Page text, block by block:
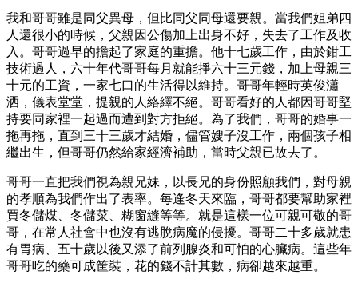
我和哥哥雖是同父異母，但比同父同母還要親。當我們姐弟四
人還很小的時候，父親因公傷加上出身不好，失去了工作及收
入。哥哥過早的擔起了家庭的重擔。他十七歲工作，由於鉗工
技術過人，六十年代哥哥每月就能掙六十三元錢，加上母親三
十元的工資，一家七口的生活得以維持。哥哥年輕時英俊瀟
洒，儀表堂堂，提親的人絡繹不絕。哥哥看好的人都因哥哥堅
持要同家裡一起過而遭到對方拒絕。為了我們，哥哥的婚事一
拖再拖，直到三十三歲才結婚，儘管嫂子沒工作，兩個孩子相
繼出生，但哥哥仍然給家經濟補助，當時父親已故去了。
哥哥一直把我們視為親兄妹，以長兄的身份照顧我們，對母親
的孝順為我們作出了表率。每逢冬天來臨，哥哥都要幫助家裡
買冬儲煤、冬儲菜、糊窗縫等等。就是這樣一位可親可敬的哥
哥，在常人社會中也沒有逃脫病魔的侵擾。哥哥二十多歲就患
有胃病、五十歲以後又添了前列腺炎和可怕的心臟病。這些年
哥哥吃的藥可成筐裝，花的錢不計其數，病卻越來越重。